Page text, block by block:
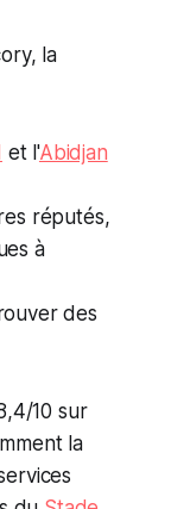
la
et l'Abidjan
réputés,
à
des
10 sur
la